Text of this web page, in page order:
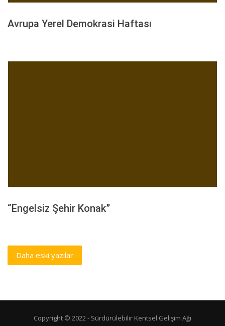
Avrupa Yerel Demokrasi Haftası
“Engelsiz Şehir Konak”
Yazı
dolaşımı
Daha eski yazılar
Copyright © 2022 - Sürdürülebilir Kentsel Gelişim Ağı